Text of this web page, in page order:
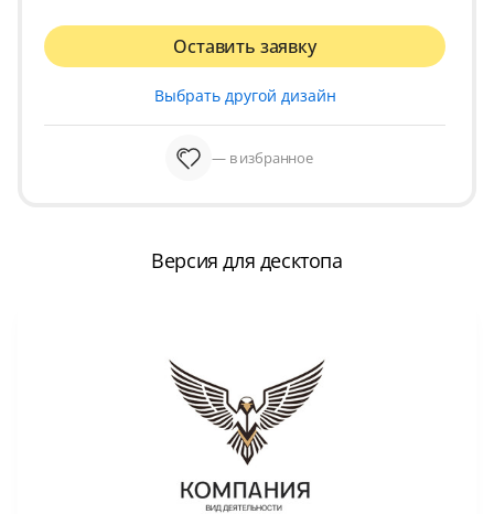
Оставить заявку
Выбрать другой дизайн
— в избранное
Версия для десктопа